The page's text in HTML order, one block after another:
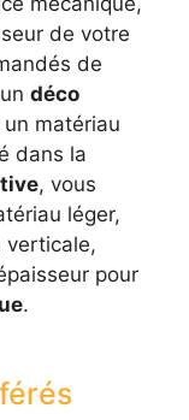
de votre
de
déco
matériau
dans la
, vous
léger,
verticale,
pour
.